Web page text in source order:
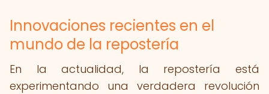
Innovaciones recientes en el
mundo de la repostería
En la actualidad, la repostería está
experimentando una verdadera revolución